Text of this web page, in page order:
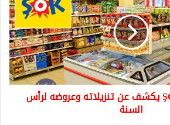
ماركيت شوق ŞOK يكشف عن تنزيلاته وعروضه لرأس
السنة